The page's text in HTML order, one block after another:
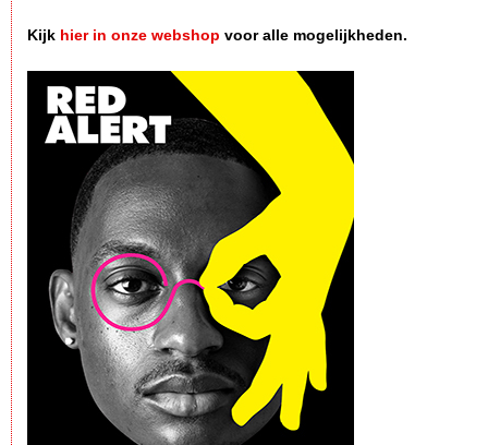
Kijk hier in onze webshop voor alle mogelijkheden.